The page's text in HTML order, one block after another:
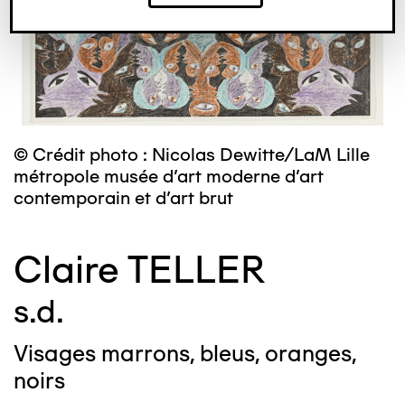
© Crédit photo : Nicolas Dewitte/LaM Lille
métropole musée d’art moderne d’art
contemporain et d’art brut
Claire TELLER
s.d.
Visages marrons, bleus, oranges,
noirs